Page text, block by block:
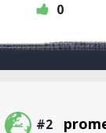
0
#2